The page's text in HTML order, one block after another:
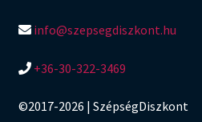
info@szepsegdiszkont.hu
+36-30-322-3469
©2017-2026 | SzépségDiszkont